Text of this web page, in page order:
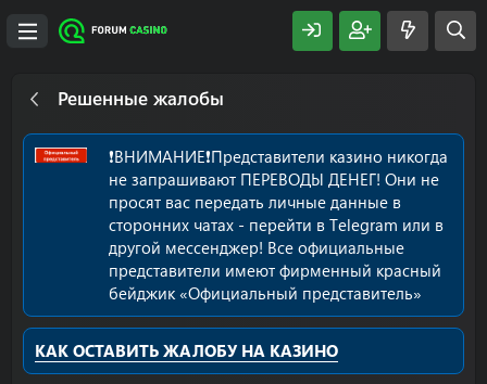
Решенные жалобы
❗️ВНИМАНИЕ❗️Представители казино никогда
не запрашивают ПЕРЕВОДЫ ДЕНЕГ! Они не
просят вас передать личные данные в
сторонних чатах - перейти в Telegram или в
другой мессенджер! Все официальные
представители имеют фирменный красный
бейджик «Официальный представитель»
КАК ОСТАВИТЬ ЖАЛОБУ НА КАЗИНО